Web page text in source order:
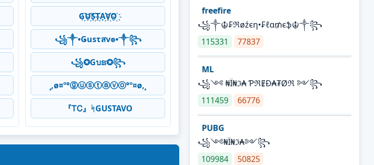
G҉U҉S҉T҉A҉V҉O҉
꧁༒•Ǥusτสv๏•༒꧂
꧁✪Gบຮ✪꧂
¸,ø¤º°ⓖⓤⓢⓣⓐⓥⓞ°º¤ø,¸
『ᎢᏟ』ᛋGUSTAVO
freefire
꧁༒☬₣ℜøźєη•₣ℓα₥єֆ☬༒꧂
115331
77837
ML
꧁༺ ₦Ї₦ℑ₳ ƤℜɆĐ₳₮Øℜ ༻꧂
111459
66776
PUBG
꧁༺₦Ї₦ℑ₳༻꧂
109984
50825